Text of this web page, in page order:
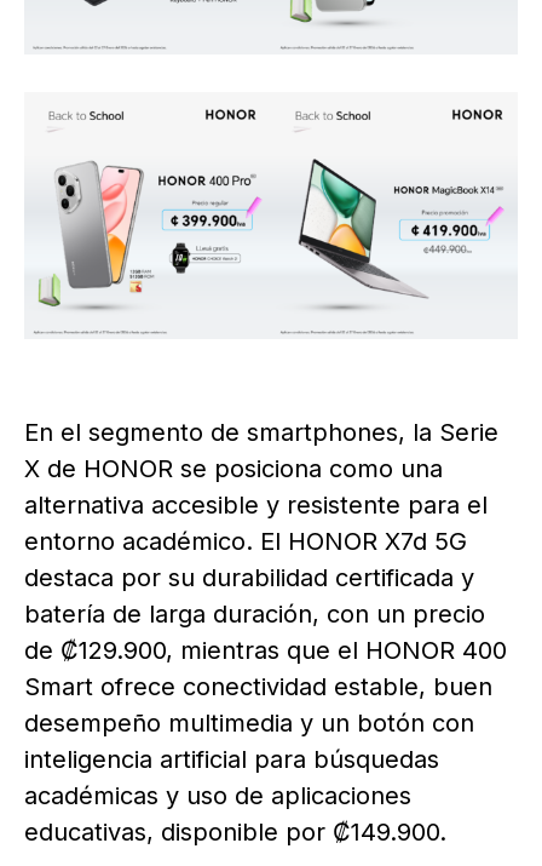
En el segmento de smartphones, la Serie
X de HONOR se posiciona como una
alternativa accesible y resistente para el
entorno académico. El HONOR X7d 5G
destaca por su durabilidad certificada y
batería de larga duración, con un precio
de ₡129.900, mientras que el HONOR 400
Smart ofrece conectividad estable, buen
desempeño multimedia y un botón con
inteligencia artificial para búsquedas
académicas y uso de aplicaciones
educativas, disponible por ₡149.900.